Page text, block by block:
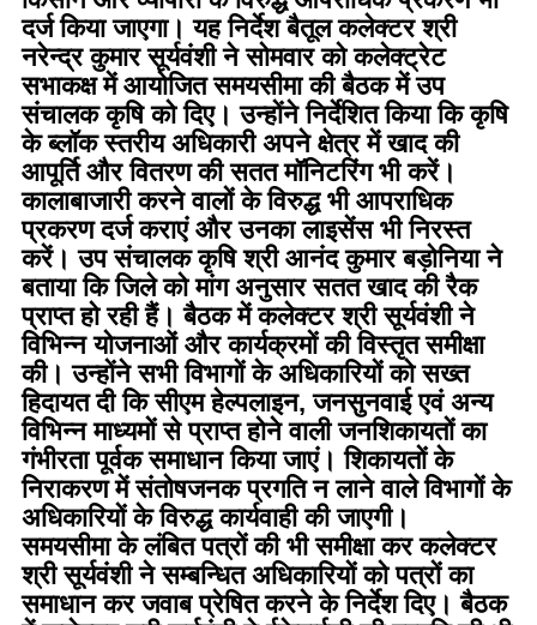
दर्ज किया जाएगा। यह निर्देश बैतूल कलेक्टर श्री
नरेन्द्र कुमार सूर्यवंशी ने सोमवार को कलेक्ट्रेट
सभाकक्ष में आयोजित समयसीमा की बैठक में उप
संचालक कृषि को दिए। उन्होंने निर्देशित किया कि कृषि
के ब्लॉक स्तरीय अधिकारी अपने क्षेत्र में खाद की
आपूर्ति और वितरण की सतत मॉनिटरिंग भी करें।
कालाबाजारी करने वालों के विरुद्ध भी आपराधिक
प्रकरण दर्ज कराएं और उनका लाइसेंस भी निरस्त
करें। उप संचालक कृषि श्री आनंद कुमार बड़ोनिया ने
बताया कि जिले को मांग अनुसार सतत खाद की रैक
प्राप्त हो रही हैं। बैठक में कलेक्टर श्री सूर्यवंशी ने
विभिन्न योजनाओं और कार्यक्रमों की विस्तृत समीक्षा
की। उन्होंने सभी विभागों के अधिकारियों को सख्त
हिदायत दी कि सीएम हेल्पलाइन, जनसुनवाई एवं अन्य
विभिन्न माध्यमों से प्राप्त होने वाली जनशिकायतों का
गंभीरता पूर्वक समाधान किया जाएं। शिकायतों के
निराकरण में संतोषजनक प्रगति न लाने वाले विभागों के
अधिकारियों के विरुद्ध कार्यवाही की जाएगी।
समयसीमा के लंबित पत्रों की भी समीक्षा कर कलेक्टर
श्री सूर्यवंशी ने सम्बन्धित अधिकारियों को पत्रों का
समाधान कर जवाब प्रेषित करने के निर्देश दिए। बैठक